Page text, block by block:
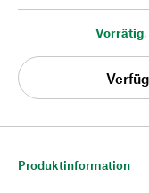
Vorrätig,
Produktinformation